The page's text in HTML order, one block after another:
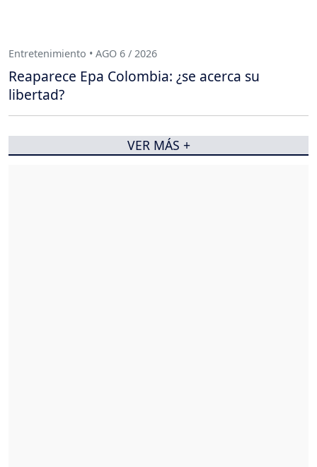
Entretenimiento • AGO 6 / 2026
Reaparece Epa Colombia: ¿se acerca su
libertad?
VER MÁS +